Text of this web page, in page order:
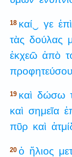
18 καί‿ γε ἐπὶ
τὰς δούλας
ἐκχεῶ ἀπὸ
19 καὶ δώσω
καὶ σημεῖα
πῦρ καὶ
20 ὁ ἥλιος